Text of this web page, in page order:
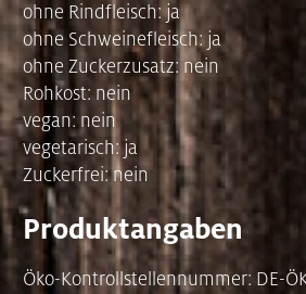
ohne Rindfleisch: ja
ohne Schweinefleisch: ja
ohne Zuckerzusatz: nein
Rohkost: nein
vegan: nein
vegetarisch: ja
Zuckerfrei: nein
Produktangaben
Öko-Kontrollstellennummer: DE-